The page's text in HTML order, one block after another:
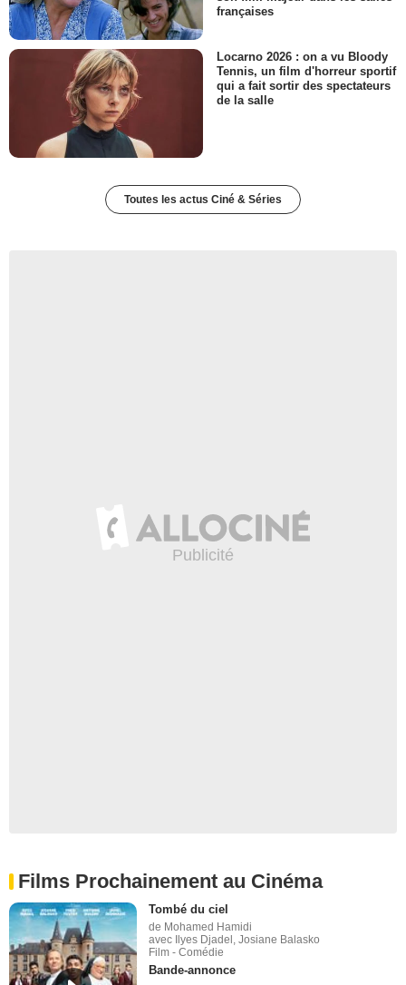
françaises
Locarno 2026 : on a vu Bloody
Tennis, un film d'horreur sportif
qui a fait sortir des spectateurs
de la salle
Toutes les actus Ciné & Séries
Films Prochainement au Cinéma
Tombé du ciel
de Mohamed Hamidi
avec Ilyes Djadel, Josiane Balasko
Film - Comédie
Bande-annonce